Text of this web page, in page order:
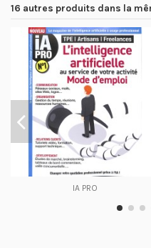
16 autres produits dans la
IA PRO